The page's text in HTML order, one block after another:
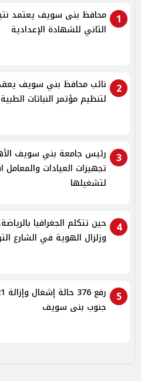
1
محافظ بنى سويف يعتمد
الثاني للشهادة الإعدادية
2
نائب محافظ بني سويف
لتنظيم مؤتمر النباتات
3
رئيس جامعة بني سويف
تجهيزات العيادات والمعامل
لتشغيلها
4
حين تتكلم الجغرافيا
وزلزال الهوية في الشارع
5
جنوب بنى سويف